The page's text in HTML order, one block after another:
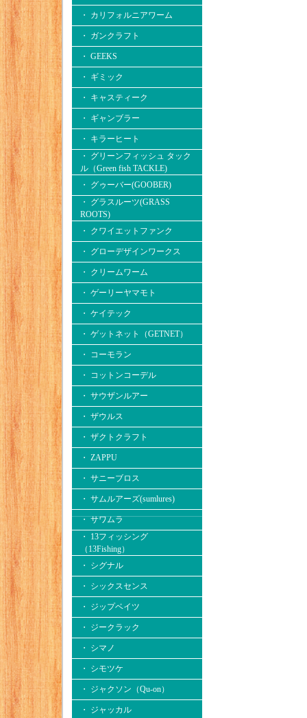
・ カリフォルニアワーム
・ ガンクラフト
・ GEEKS
・ ギミック
・ キャスティーク
・ ギャンブラー
・ キラーヒート
・ グリーンフィッシュ タック
ル（Green fish TACKLE)
・ グゥーバー(GOOBER)
・ グラスルーツ(GRASS
ROOTS)
・ クワイエットファンク
・ グローデザインワークス
・ クリームワーム
・ ゲーリーヤマモト
・ ケイテック
・ ゲットネット（GETNET）
・ コーモラン
・ コットンコーデル
・ サウザンルアー
・ ザウルス
・ ザクトクラフト
・ ZAPPU
・ サニーブロス
・ サムルアーズ(sumlures)
・ サワムラ
・ 13フィッシング
（13Fishing）
・ シグナル
・ シックスセンス
・ ジップベイツ
・ ジークラック
・ シマノ
・ シモツケ
・ ジャクソン（Qu-on）
・ ジャッカル